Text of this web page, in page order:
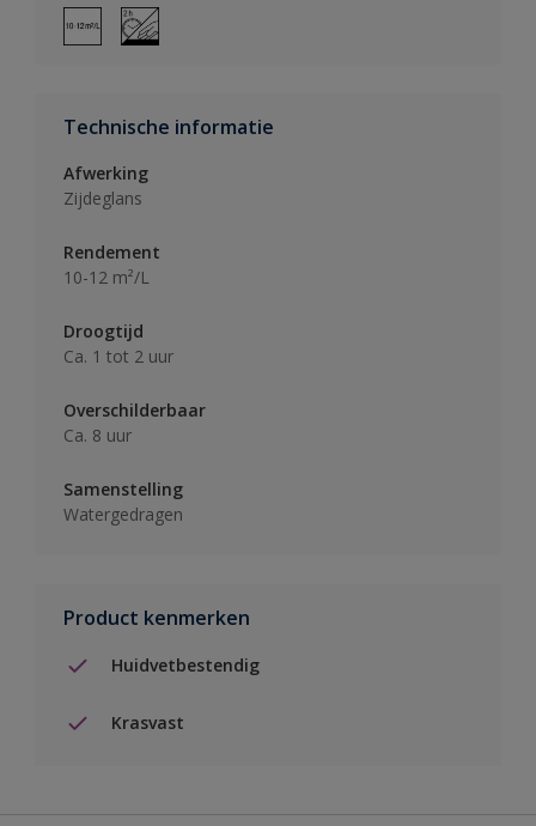
Technische informatie
Afwerking
Zijdeglans
Rendement
10-12 m²/L
Droogtijd
Ca. 1 tot 2 uur
Overschilderbaar
Ca. 8 uur
Samenstelling
Watergedragen
Product kenmerken
Huidvetbestendig
Krasvast